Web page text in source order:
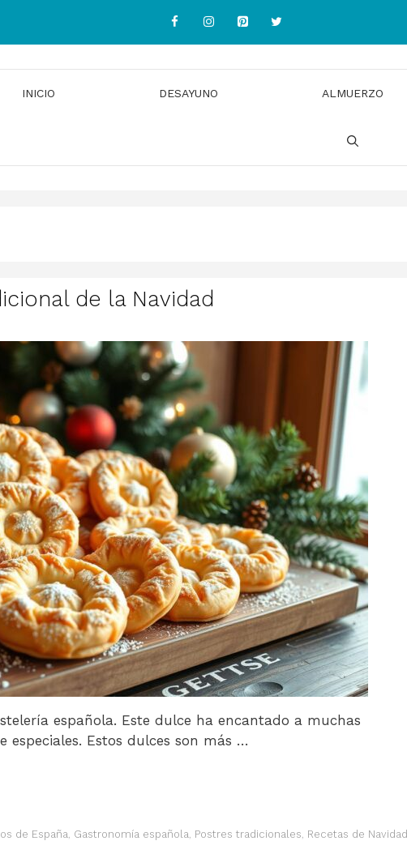
INICIO DESAYUNO ALMUERZO
de la Navidad
española. Este dulce ha encantado a muchas
especiales. Estos dulces son más …
de España, Gastronomía española, Postres tradicionales, Recetas de Navidad